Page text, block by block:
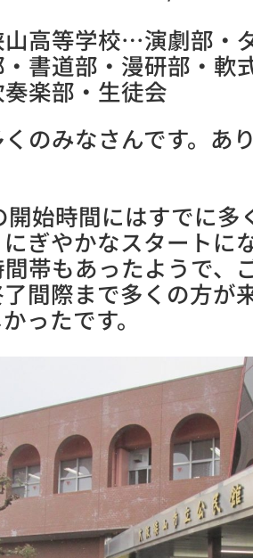
高等学校…演劇部・
書道部・漫研部・軟
楽部・生徒会
のみなさんです。あ
開始時間にはすでに多
にぎやかなスタートに
帯もあったようで、
間際まで多くの方が
ったです。